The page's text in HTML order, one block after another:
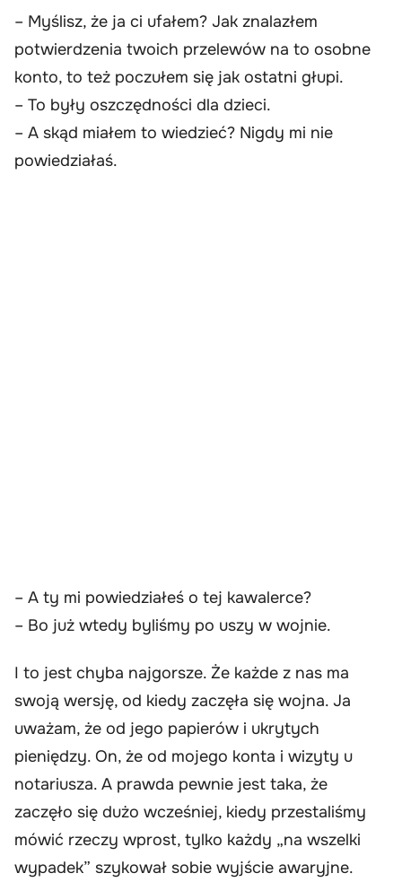
– Myślisz, że ja ci ufałem? Jak znalazłem
potwierdzenia twoich przelewów na to osobne
konto, to też poczułem się jak ostatni głupi.
– To były oszczędności dla dzieci.
– A skąd miałem to wiedzieć? Nigdy mi nie
powiedziałaś.
– A ty mi powiedziałeś o tej kawalerce?
– Bo już wtedy byliśmy po uszy w wojnie.
I to jest chyba najgorsze. Że każde z nas ma
swoją wersję, od kiedy zaczęła się wojna. Ja
uważam, że od jego papierów i ukrytych
pieniędzy. On, że od mojego konta i wizyty u
notariusza. A prawda pewnie jest taka, że
zaczęło się dużo wcześniej, kiedy przestaliśmy
mówić rzeczy wprost, tylko każdy „na wszelki
wypadek” szykował sobie wyjście awaryjne.